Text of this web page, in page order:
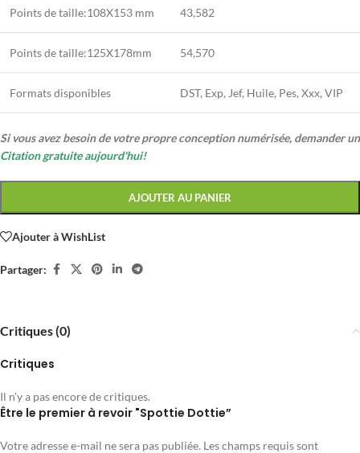
Points de taille:108X153 mm 43,582
Points de taille:125X178mm 54,570
Formats disponibles DST, Exp, Jef, Huile, Pes, Xxx, VIP
Si vous avez besoin de votre propre conception numérisée, demander un
Citation gratuite aujourd'hui!
AJOUTER AU PANIER
Ajouter à WishList
Partager:
Critiques (0)
Critiques
Il n'y a pas encore de critiques.
Être le premier à revoir "Spottie Dottie”
Votre adresse e-mail ne sera pas publiée. Les champs requis sont